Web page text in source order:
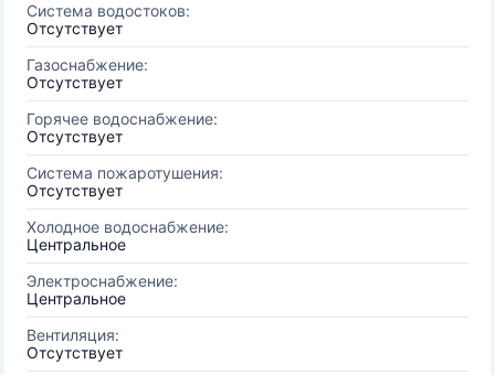
Система водостоков:
Отсутствует
Газоснабжение:
Отсутствует
Горячее водоснабжение:
Отсутствует
Система пожаротушения:
Отсутствует
Холодное водоснабжение:
Центральное
Электроснабжение:
Центральное
Вентиляция:
Отсутствует